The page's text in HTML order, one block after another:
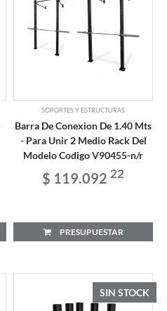
SOPORTES Y ESTRUCTURAS
Barra De Conexion De 1.40 Mts
- Para Unir 2 Medio Rack Del
Modelo Codigo V90455-n/r
$ 119.092 22
PRESUPUESTAR
SIN STOCK